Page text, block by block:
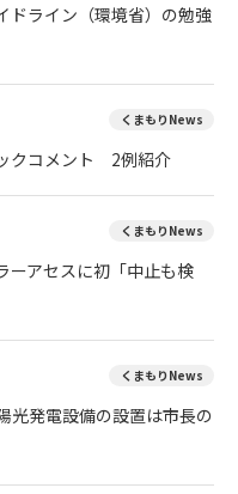
ドライン（環境省）の勉強
くまもりNews
クコメント 2例紹介
くまもりNews
ーアセスに初「中止も検
くまもりNews
発電設備の設置は市長の